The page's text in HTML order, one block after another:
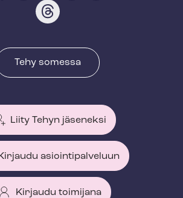
Tehy somessa
Liity Tehyn jäseneksi
asiointipalveluun
Kirjaudu toimijana